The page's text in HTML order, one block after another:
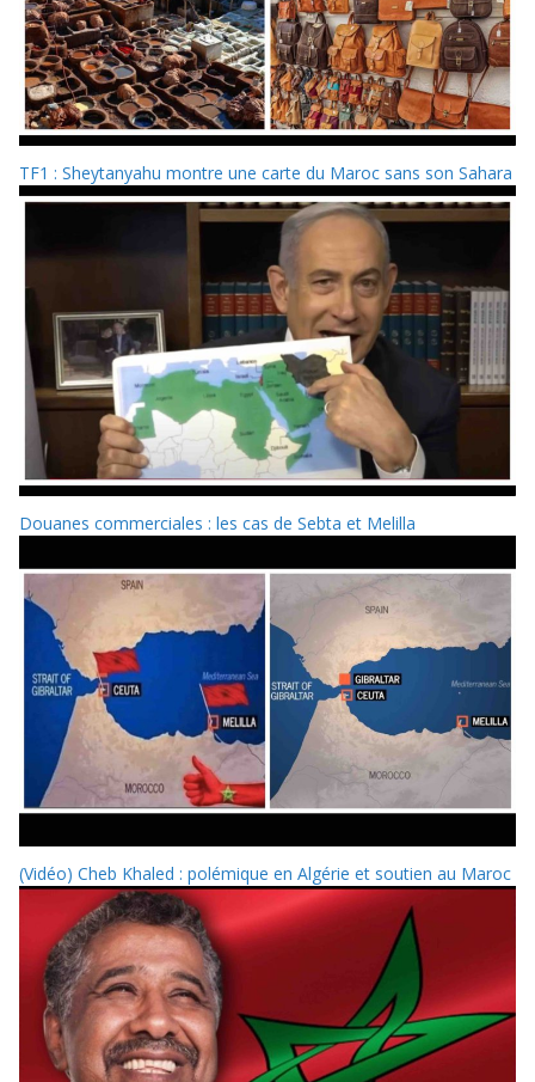
TF1 : Sheytanyahu montre une carte du Maroc sans son Sahara
Douanes commerciales : les cas de Sebta et Melilla
(Vidéo) Cheb Khaled : polémique en Algérie et soutien au Maroc